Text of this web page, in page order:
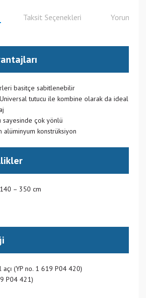
Taksit Seçenekleri Yorumlar
basitçe sabitlenebilir
tutucu ile kombine olarak da ideal
sayesinde çok yönlü
alüminyum konstrüksiyon
– 350 cm
(YP no. 1 619 P04 420)
P04 421)